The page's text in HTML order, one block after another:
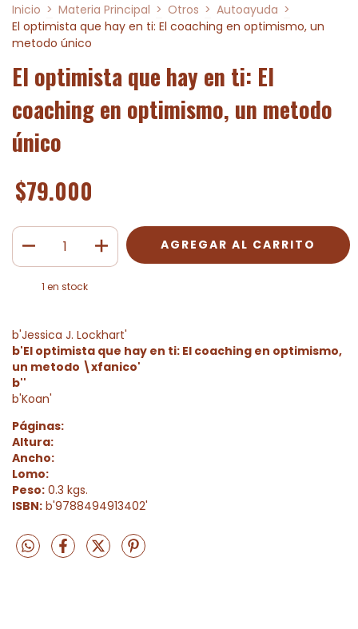
Inicio > Materia Principal > Otros > Autoayuda >
El optimista que hay en ti: El coaching en optimismo, un
metodo único
El optimista que hay en ti: El
coaching en optimismo, un metodo
único
$79.000
1 en stock
b'Jessica J. Lockhart'
b'El optimista que hay en ti: El coaching en optimismo,
un metodo \xfanico'
b''
b'Koan'
Páginas:
Altura:
Ancho:
Lomo:
Peso: 0.3 kgs.
ISBN: b'9788494913402'